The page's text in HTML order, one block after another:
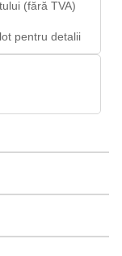
(fără TVA)
pentru detalii